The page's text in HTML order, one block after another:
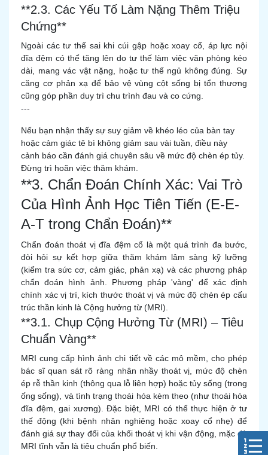
**2.3. Các Yếu Tố Làm Nặng Thêm Triệu
Chứng**
Ngoài các tư thế sai khi cúi gập hoặc xoay cổ, áp lực nội
đĩa đệm có thể tăng lên do tư thế làm việc văn phòng kéo
dài, mang vác vật nặng, hoặc tư thế ngủ không đúng. Sự
căng cơ phản xạ để bảo vệ vùng cột sống bị tổn thương
cũng góp phần duy trì chu trình đau và co cứng.
---
Nếu bạn nhận thấy sự suy giảm về khéo léo của bàn tay
hoặc cảm giác tê bì không giảm sau vài tuần, điều này
cảnh báo cần đánh giá chuyên sâu về mức độ chèn ép tủy.
Đừng trì hoãn việc thăm khám.
**3. Chẩn Đoán Chính Xác: Vai Trò
Của Hình Ảnh Học Tiên Tiến (E-E-
A-T trong Chẩn Đoán)**
Chẩn đoán thoát vị đĩa đệm cổ là một quá trình đa bước,
đòi hỏi sự kết hợp giữa thăm khám lâm sàng kỹ lưỡng
(kiểm tra sức cơ, cảm giác, phản xạ) và các phương pháp
chẩn đoán hình ảnh. Phương pháp 'vàng' để xác định
chính xác vị trí, kích thước thoát vị và mức độ chèn ép cấu
trúc thần kinh là Cộng hưởng từ (MRI).
**3.1. Chụp Cộng Hưởng Từ (MRI) – Tiêu
Chuẩn Vàng**
MRI cung cấp hình ảnh chi tiết về các mô mềm, cho phép
bác sĩ quan sát rõ ràng nhân nhầy thoát vị, mức độ chèn
ép rễ thần kinh (thông qua lỗ liên hợp) hoặc tủy sống (trong
ống sống), và tình trạng thoái hóa kèm theo (như thoái hóa
đĩa đệm, gai xương). Đặc biệt, MRI có thể thực hiện ở tư
thế động (khi bệnh nhân nghiêng hoặc xoay cổ nhẹ) để
đánh giá sự thay đổi của khối thoát vị khi vận động, mặc dù
MRI tĩnh vẫn là tiêu chuẩn phổ biến.